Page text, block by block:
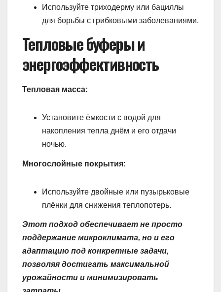
Используйте триходерму или бациллы
для борьбы с грибковыми заболеваниями.
Тепловые буферы и
энергоэффективность
Тепловая масса:
Установите ёмкости с водой для
накопления тепла днём и его отдачи
ночью.
Многослойные покрытия:
Используйте двойные или пузырьковые
плёнки для снижения теплопотерь.
Этот подход обеспечивает не просто
поддержание микроклимата, но и его
адаптацию под конкретные задачи,
позволяя достигать максимальной
урожайности и минимизировать